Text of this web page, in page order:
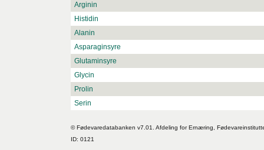
Arginin
Histidin
Alanin
Asparaginsyre
Glutaminsyre
Glycin
Prolin
Serin
© Fødevaredatabanken v7.01. Afdeling for Ernæring,
ID: 0121